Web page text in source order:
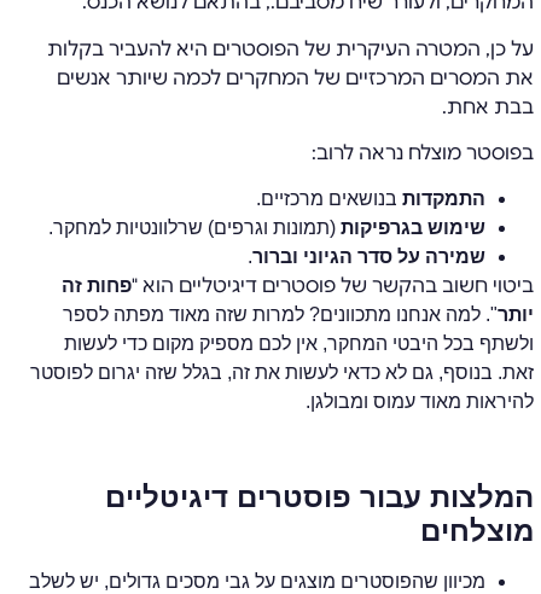
על כן, המטרה העיקרית של הפוסטרים היא להעביר בקלות
את המסרים המרכזיים של המחקרים לכמה שיותר אנשים
בבת אחת.
בפוסטר מוצלח נראה לרוב:
התמקדות בנושאים מרכזיים.
שימוש בגרפיקות (תמונות וגרפים) שרלוונטיות למחקר.
שמירה על סדר הגיוני וברור.
ביטוי חשוב בהקשר של פוסטרים דיגיטליים הוא "פחות זה
יותר". למה אנחנו מתכוונים? למרות שזה מאוד מפתה לספר
ולשתף בכל היבטי המחקר, אין לכם מספיק מקום כדי לעשות
זאת. בנוסף, גם לא כדאי לעשות את זה, בגלל שזה יגרום לפוסטר
להיראות מאוד עמוס ומבולגן.
המלצות עבור פוסטרים דיגיטליים
מוצלחים
מכיוון שהפוסטרים מוצגים על גבי מסכים גדולים, יש לשלב